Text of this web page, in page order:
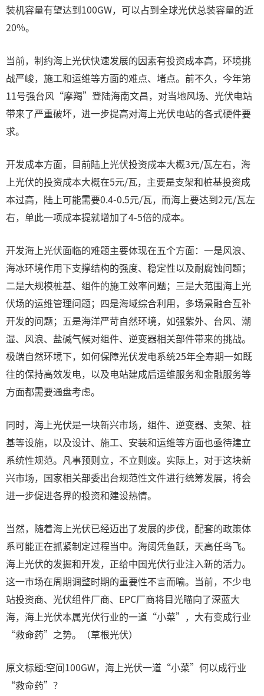
装机容量有望达到100GW，可以占到全球光伏总装容量的近
20%。
当前，制约海上光伏快速发展的因素有投资成本高，环境挑
战严峻，施工和运维等方面的难点、堵点。前不久，今年第
11号强台风“摩羯”登陆海南文昌，对当地风场、光伏电站
带来了严重破坏，进一步提高对海上光伏电站的各式硬件要
求。
开发成本方面，目前陆上光伏投资成本大概3元/瓦左右，海
上光伏的投资成本大概在5元/瓦，主要是支架和桩基投资成
本过高，陆上可能需要0.4-0.5元/瓦，而海上要达到2元/瓦左
右，单此一项成本提就增加了4-5倍的成本。
开发海上光伏面临的难题主要体现在五个方面：一是风浪、
海冰环境作用下支撑结构的强度、稳定性以及耐腐蚀问题；
二是大规模桩基、组件的施工效率问题；三是大范围海上光
伏场的运维管理问题；四是海域综合利用，多场景融合互补
开发的问题；五是海洋严苛自然环境，如强紫外、台风、潮
湿、风浪、盐碱气候对组件、逆变器相关部件带来的挑战。
极端自然环境下，如何保障光伏发电系统25年全寿期一如既
往的保持高效发电，以及电站建成后运维服务和金融服务等
方面都需要通盘考虑。
同时，海上光伏是一块新兴市场，组件、逆变器、支架、桩
基等设施，以及设计、施工、安装和运维等方面也亟待建立
系统性规范。凡事预则立，不立则废。实际上，对于这块新
兴市场，国家相关部委出台规范性文件进行统筹发展，将会
进一步促进各界的投资和建设热情。
当然，随着海上光伏已经迈出了发展的步伐，配套的政策体
系可能正在抓紧制定过程当中。海阔凭鱼跃，天高任鸟飞。
海上光伏的发掘和开发，正给中国光伏行业注入新的活力。
这一市场在周期调整时期的重要性不言而喻。当前，不少电
站投资商、光伏组件厂商、EPC厂商将目光瞄向了深蓝大
海，海上光伏本属光伏行业的一道“小菜”，大有变成行业
“救命药”之势。（草根光伏）
原文标题:空间100GW，海上光伏一道“小菜”何以成行业
“救命药”？